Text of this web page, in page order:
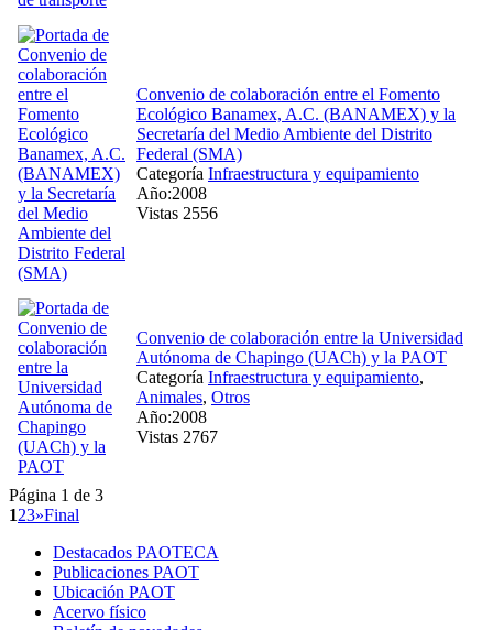
Convenio de colaboración entre el Fomento
Ecológico Banamex, A.C. (BANAMEX) y la
Secretaría del Medio Ambiente del Distrito
Federal (SMA)
Categoría Infraestructura y equipamiento
Año:2008
Vistas 2556
Convenio de colaboración entre la Universidad
Autónoma de Chapingo (UACh) y la PAOT
Categoría Infraestructura y equipamiento,
Animales, Otros
Año:2008
Vistas 2767
Página 1 de 3
123»Final
Destacados PAOTECA
Publicaciones PAOT
Ubicación PAOT
Acervo físico